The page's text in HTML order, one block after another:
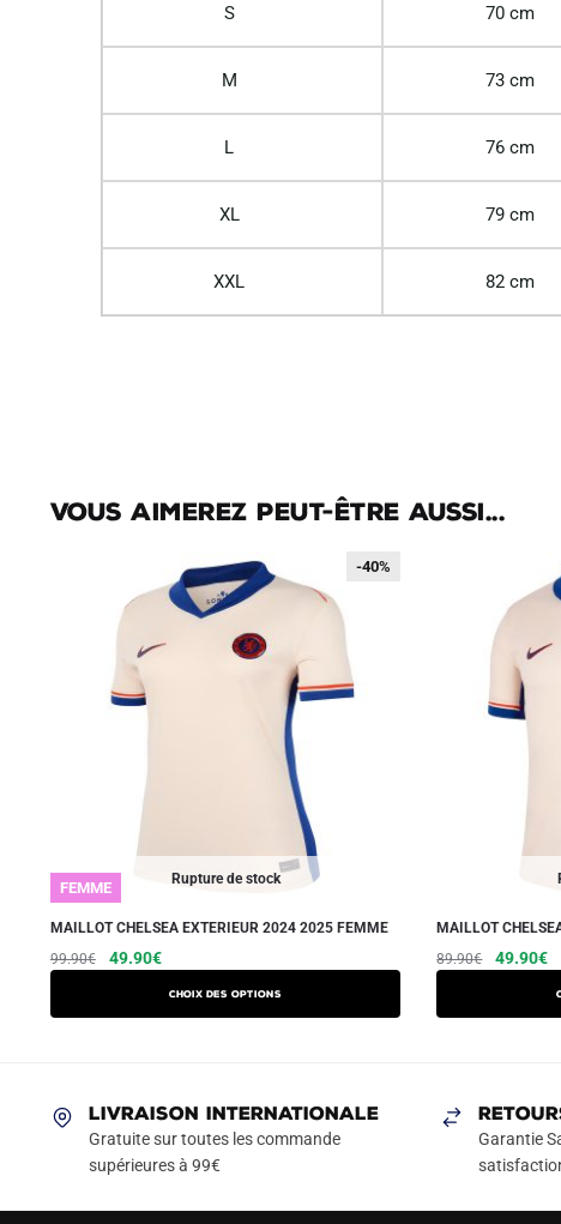
S 70 cm
M 73 cm
L 76 cm
XL 79 cm
XXL 82 cm
Vous aimerez peut-être aussi...
Rupture de stock
-40%
FEMME
-40%
MAILLOT CHELSEA EXTERIEUR 2024 2025 FEMME
99.90€
Le
49.90€Le
Choix des options
Ce
produit
a
Les
options
peuvent
MAILLOT
89.90€
Le
49.90€Le
Ce
a
LIVRAISON INTERNATIONALE
Gratuite sur toutes les commande
supérieures à 99€
Garantie